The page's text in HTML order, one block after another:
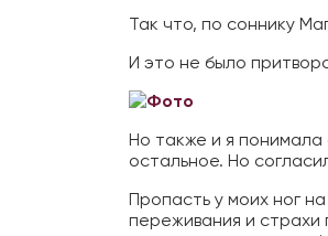
Так что, по соннику
И это не было
Но также и я понимала
остальное. Но
Пропасть у моих ног
переживания и